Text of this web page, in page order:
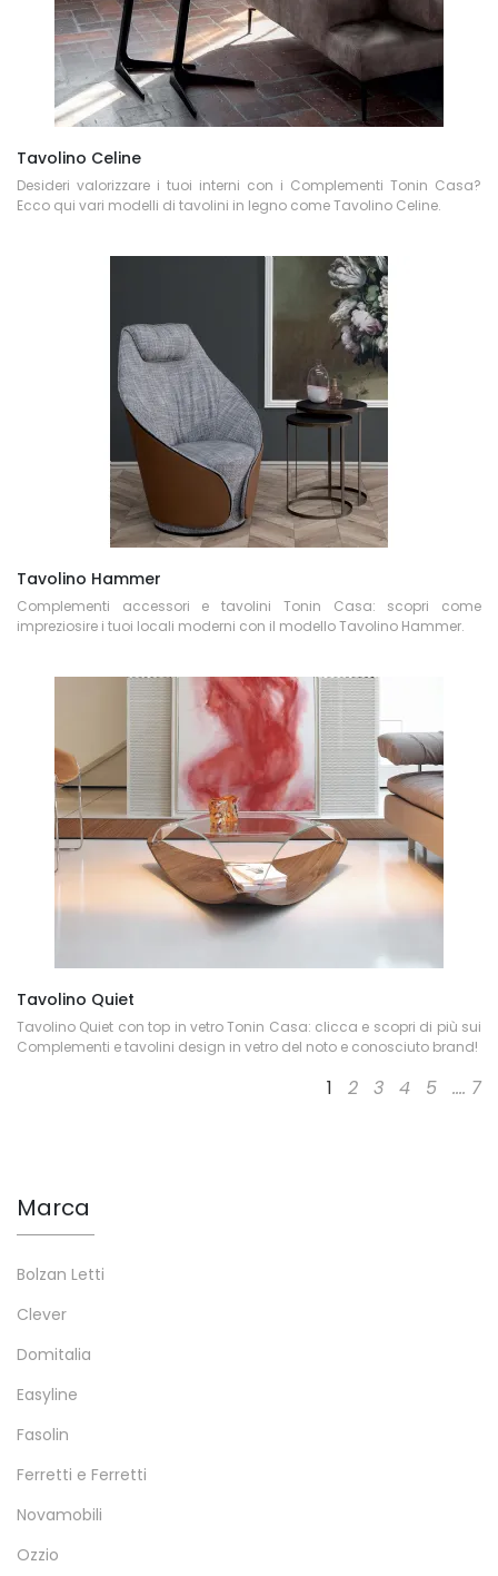
Tavolino Celine
Desideri valorizzare i tuoi interni con i Complementi Tonin Casa?
Ecco qui vari modelli di tavolini in legno come Tavolino Celine.
Tavolino Hammer
Complementi accessori e tavolini Tonin Casa: scopri come
impreziosire i tuoi locali moderni con il modello Tavolino Hammer.
Tavolino Quiet
Tavolino Quiet con top in vetro Tonin Casa: clicca e scopri di più sui
Complementi e tavolini design in vetro del noto e conosciuto brand!
1 2 3 4 5 .... 7
Marca
Bolzan Letti
Clever
Domitalia
Easyline
Fasolin
Ferretti e Ferretti
Novamobili
Ozzio